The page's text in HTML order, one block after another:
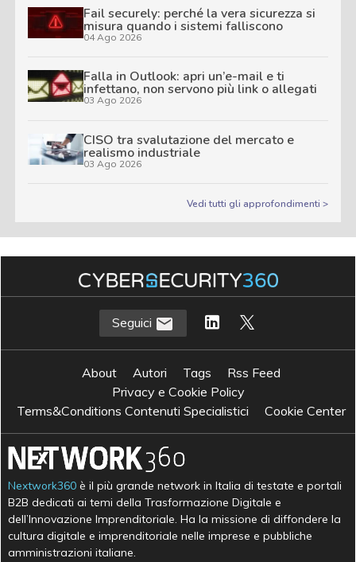
Fail securely: perché la vera sicurezza si
misura quando i sistemi falliscono
04 Ago 2026
Falla in Outlook: apri un’e-mail e ti
infettano, non servono più link o allegati
03 Ago 2026
CISO tra svalutazione del mercato e
realismo industriale
03 Ago 2026
Vedi tutti gli approfondimenti >
Seguici
About Autori Tags
Rss Feed
Privacy e Cookie Policy
Terms&Conditions Contenuti Specialistici
Cookie Center
Nextwork360 è il più grande network in Italia di testate e portali
B2B dedicati ai temi della Trasformazione Digitale e
dell’Innovazione Imprenditoriale. Ha la missione di diffondere la
cultura digitale e imprenditoriale nelle imprese e pubbliche
amministrazioni italiane.